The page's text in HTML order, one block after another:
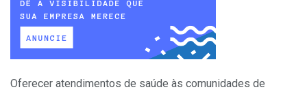
Oferecer atendimentos de saúde às comunidades de